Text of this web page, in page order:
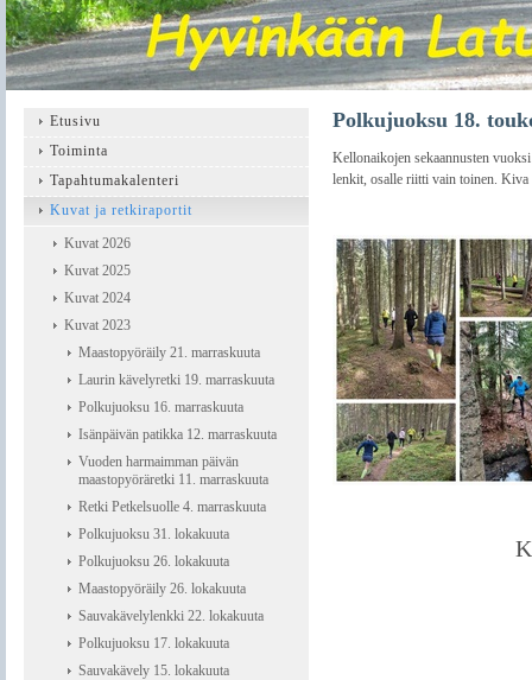
Polkujuoksu 18.
Kellonaikojen sekaannusten
lenkit, osalle riitti vain toinen. Kiva
Etusivu
Toiminta
Tapahtumakalenteri
Kuvat ja retkiraportit
Kuvat 2026
Kuvat 2025
Kuvat 2024
Kuvat 2023
Maastopyöräily 21. marraskuuta
Laurin kävelyretki 19. marraskuuta
Polkujuoksu 16. marraskuuta
Isänpäivän patikka 12. marraskuuta
Vuoden harmaimman päivän
maastopyöräretki 11. marraskuuta
Retki Petkelsuolle 4. marraskuuta
Polkujuoksu 31. lokakuuta
Polkujuoksu 26. lokakuuta
Maastopyöräily 26. lokakuuta
Sauvakävelylenkki 22. lokakuuta
Polkujuoksu 17. lokakuuta
Sauvakävely 15. lokakuuta